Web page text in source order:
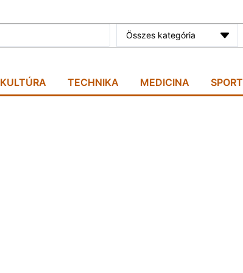
Összes kategória
KULTÚRA TECHNIKA MEDICINA SPORT